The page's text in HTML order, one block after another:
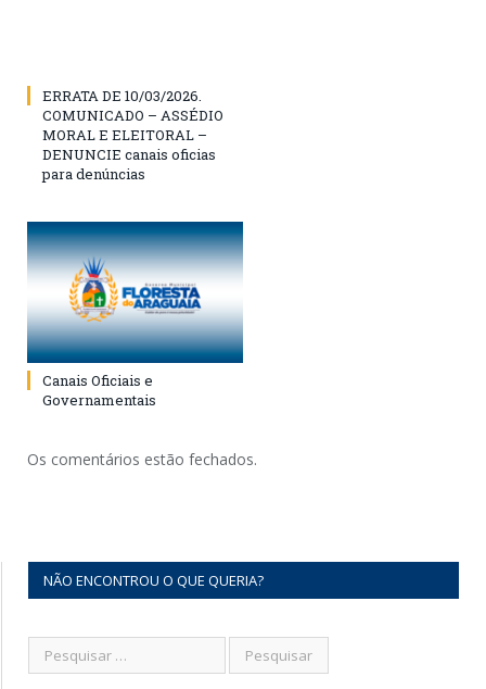
ERRATA DE 10/03/2026.
COMUNICADO – ASSÉDIO
MORAL E ELEITORAL –
DENUNCIE canais oficias
para denúncias
Canais Oficiais e
Governamentais
Os comentários estão fechados.
NÃO ENCONTROU O QUE QUERIA?